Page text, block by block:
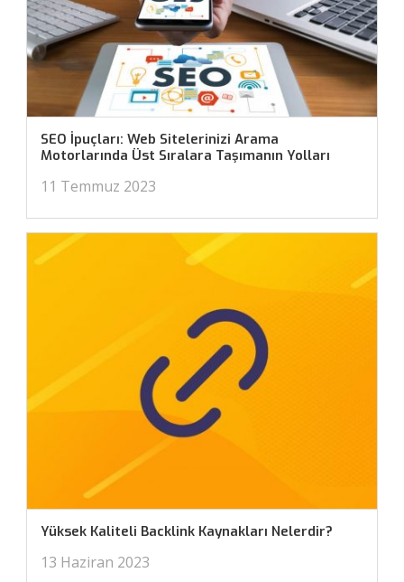
SEO İpuçları: Web Sitelerinizi Arama
Motorlarında Üst Sıralara Taşımanın Yolları
11 Temmuz 2023
Yüksek Kaliteli Backlink Kaynakları Nelerdir?
13 Haziran 2023